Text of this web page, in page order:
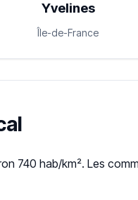
Yvelines
Île-de-France
740 hab/km². Les